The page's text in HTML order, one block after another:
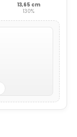
13,65 cm
130%